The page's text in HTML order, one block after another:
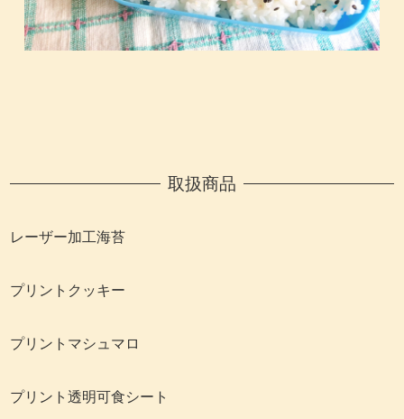
取扱商品
レーザー加工海苔
プリントクッキー
プリントマシュマロ
プリント透明可食シート